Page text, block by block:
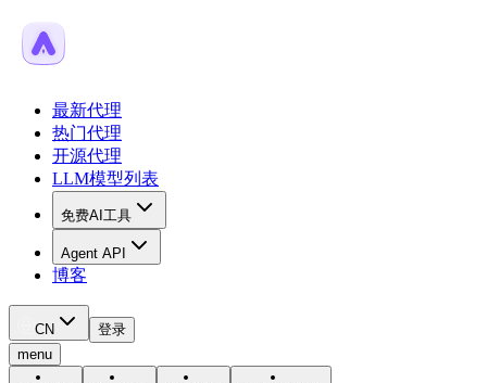
最新代理
热门代理
开源代理
LLM模型列表
免费AI工具
Agent API
博客
CN
登录
menu